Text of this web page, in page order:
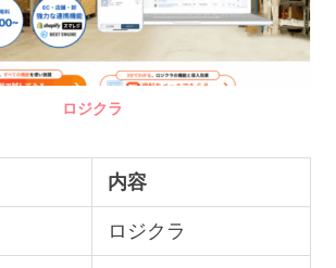
ロジクラ
内容
ロジクラ